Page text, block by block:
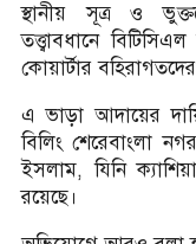
স্থানীয় সূত্র ও
তত্ত্বাবধানে
কোয়ার্টার
এ ভাড়া আদায়ের
বিলিং শেরেবাংলা
ইসলাম, যিনি
রয়েছে।